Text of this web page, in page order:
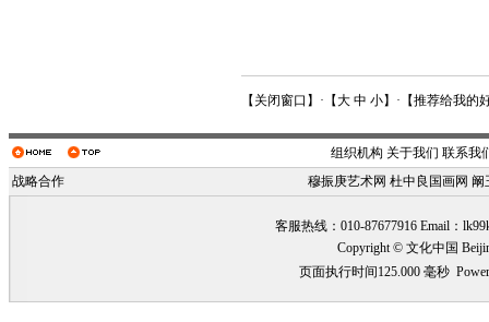
【 关闭窗口 】·【大 中 小】·【推荐给我的
组织机构 关于我们 联系我
战略合作
穆振庚艺术网 杜中良国画网 阚
客服热线：010-87677916 Email：
Copyright © 文化中国
页面执行时间125.000 毫秒